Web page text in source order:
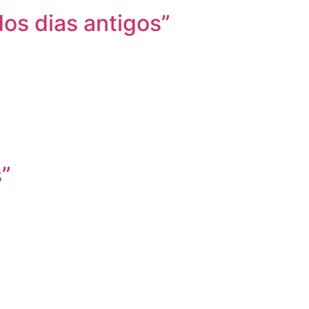
dias antigos”